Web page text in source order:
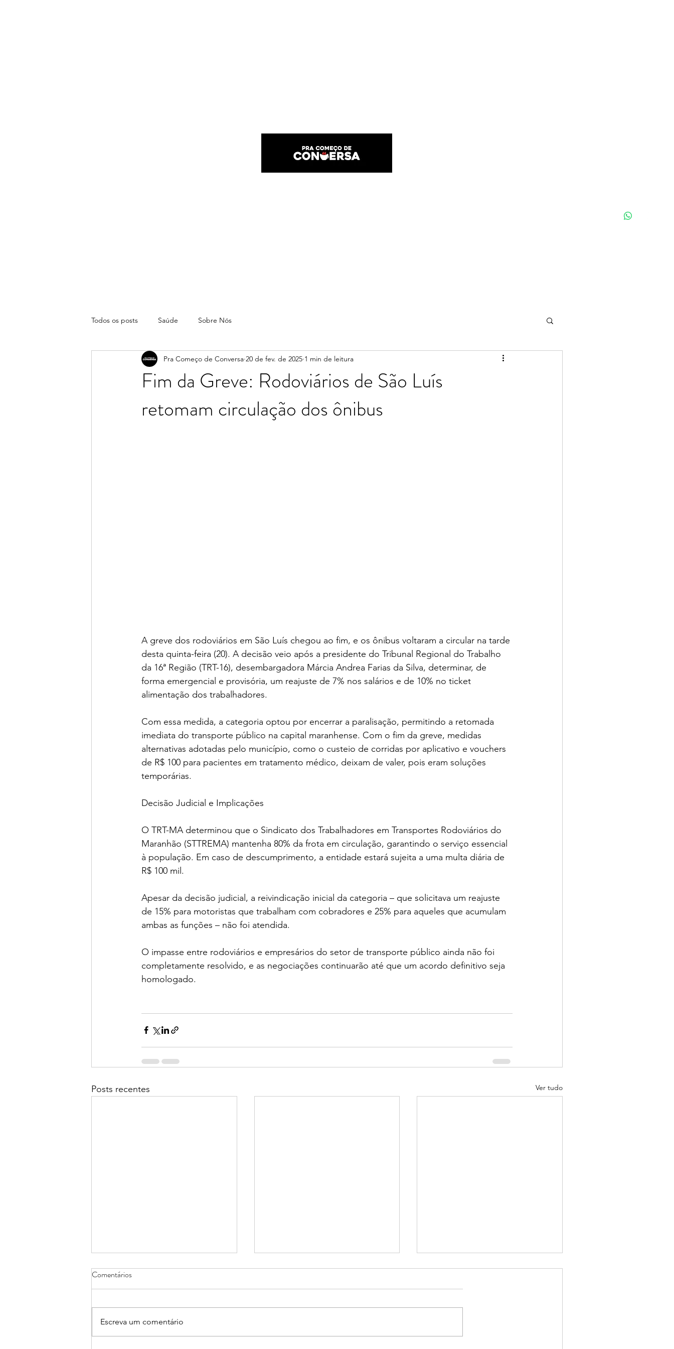
Todos os posts Saúde Sobre Nós
Fim da Greve: Rodoviários de São Luís
retomam circulação dos ônibus
Pra Começo de Conversa 20 de fev. de 2025 1 min de leitura
A greve dos rodoviários em São Luís chegou ao fim, e os ônibus voltaram a circular na tarde
desta quinta-feira (20). A decisão veio após a presidente do Tribunal Regional do Trabalho
da 16ª Região (TRT-16), desembargadora Márcia Andrea Farias da Silva, determinar, de
forma emergencial e provisória, um reajuste de 7% nos salários e de 10% no ticket
alimentação dos trabalhadores.
Com essa medida, a categoria optou por encerrar a paralisação, permitindo a retomada
imediata do transporte público na capital maranhense. Com o fim da greve, medidas
alternativas adotadas pelo município, como o custeio de corridas por aplicativo e vouchers
de R$ 100 para pacientes em tratamento médico, deixam de valer, pois eram soluções
temporárias.
Decisão Judicial e Implicações
O TRT-MA determinou que o Sindicato dos Trabalhadores em Transportes Rodoviários do
Maranhão (STTREMA) mantenha 80% da frota em circulação, garantindo o serviço essencial
à população. Em caso de descumprimento, a entidade estará sujeita a uma multa diária de
R$ 100 mil.
Apesar da decisão judicial, a reivindicação inicial da categoria – que solicitava um reajuste
de 15% para motoristas que trabalham com cobradores e 25% para aqueles que acumulam
ambas as funções – não foi atendida.
O impasse entre rodoviários e empresários do setor de transporte público ainda não foi
completamente resolvido, e as negociações continuarão até que um acordo definitivo seja
homologado.
Posts recentes Ver tudo
Comentários
Escreva um comentário